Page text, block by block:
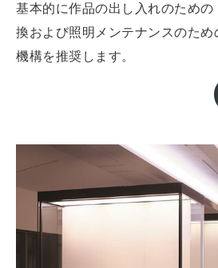
基本的に作品の出し入れのための
換および照明メンテナンスのため
機構を推奨します。